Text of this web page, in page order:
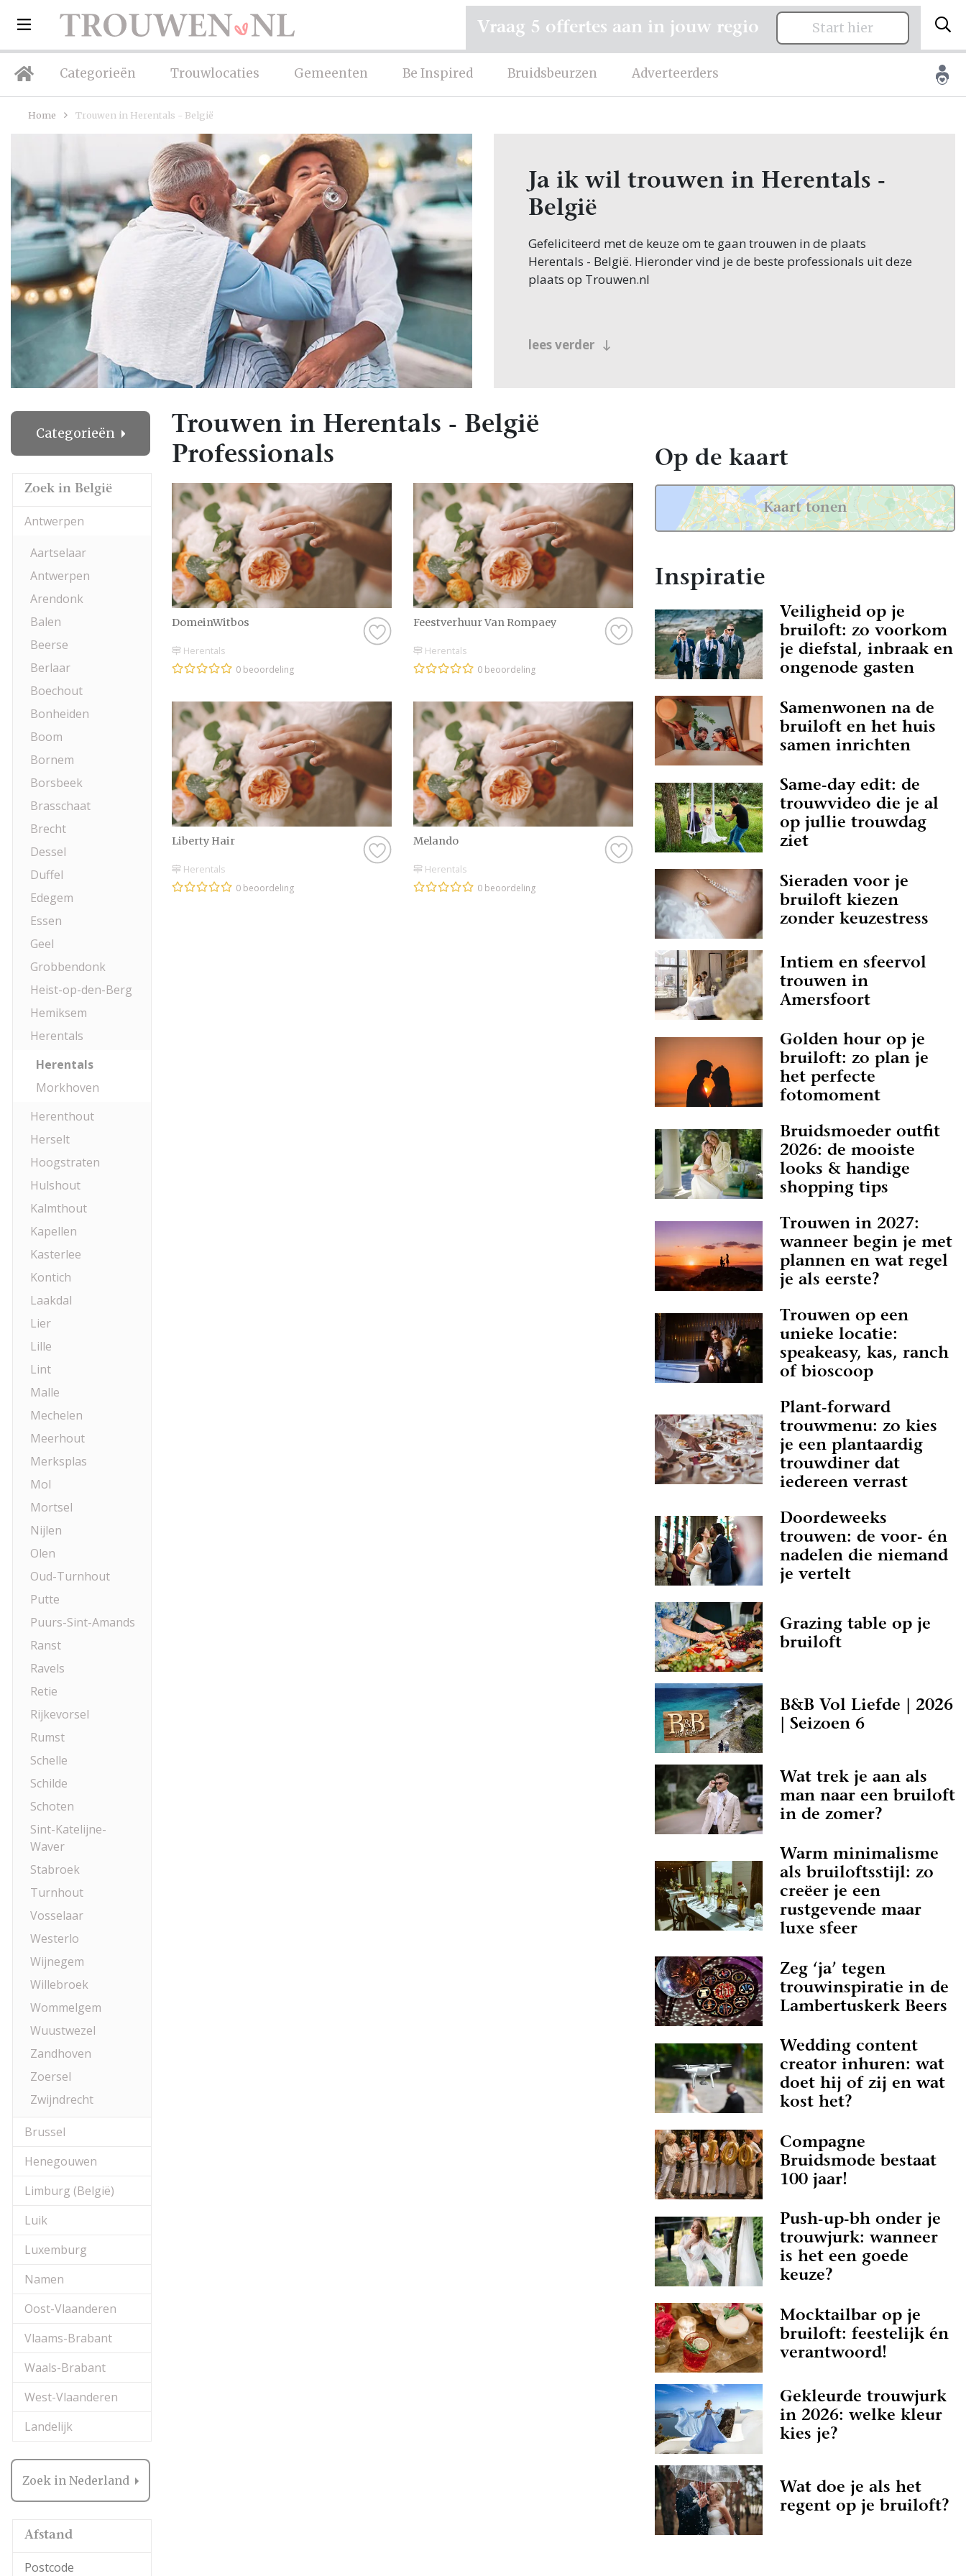
Categorieën Trouwlocaties Gemeenten Be Inspired Bruidsbeurzen Adverteerders
Vraag 5 offertes aan in jouw regio Start hier
Home Trouwen in Herentals - België
Ja ik wil trouwen in Herentals -
België
Gefeliciteerd met de keuze om te gaan trouwen in de plaats
Herentals - België. Hieronder vind je de beste professionals uit deze
plaats op Trouwen.nl
lees verder
Categorieën
Zoek in België
Antwerpen
Aartselaar
Antwerpen
Arendonk
Balen
Beerse
Berlaar
Boechout
Bonheiden
Boom
Bornem
Borsbeek
Brasschaat
Brecht
Dessel
Duffel
Edegem
Essen
Geel
Grobbendonk
Heist-op-den-Berg
Hemiksem
Herentals
Herentals
Morkhoven
Herenthout
Herselt
Hoogstraten
Hulshout
Kalmthout
Kapellen
Kasterlee
Kontich
Laakdal
Lier
Lille
Lint
Malle
Mechelen
Meerhout
Merksplas
Mol
Mortsel
Nijlen
Olen
Oud-Turnhout
Putte
Puurs-Sint-Amands
Ranst
Ravels
Retie
Rijkevorsel
Rumst
Schelle
Schilde
Schoten
Sint-Katelijne-
Waver
Stabroek
Turnhout
Vosselaar
Westerlo
Wijnegem
Willebroek
Wommelgem
Wuustwezel
Zandhoven
Zoersel
Zwijndrecht
Brussel
Henegouwen
Limburg (België)
Luik
Luxemburg
Namen
Oost-Vlaanderen
Vlaams-Brabant
Waals-Brabant
West-Vlaanderen
Landelijk
Zoek in Nederland
Afstand
Trouwen in Herentals - België
Professionals
DomeinWitbos
Herentals
0 beoordeling
Feestverhuur Van Rompaey
Herentals
0 beoordeling
Liberty Hair
Herentals
0 beoordeling
Melando
Herentals
0 beoordeling
Op de kaart
Kaart tonen
Inspiratie
Veiligheid op je
bruiloft: zo voorkom
je diefstal, inbraak en
ongenode gasten
Samenwonen na de
bruiloft en het huis
samen inrichten
Same-day edit: de
trouwvideo die je al
op jullie trouwdag
ziet
Sieraden voor je
bruiloft kiezen
zonder keuzestress
Intiem en sfeervol
trouwen in
Amersfoort
Golden hour op je
bruiloft: zo plan je
het perfecte
fotomoment
Bruidsmoeder outfit
2026: de mooiste
looks & handige
shopping tips
Trouwen in 2027:
wanneer begin je met
plannen en wat regel
je als eerste?
Trouwen op een
unieke locatie:
speakeasy, kas, ranch
of bioscoop
Plant-forward
trouwmenu: zo kies
je een plantaardig
trouwdiner dat
iedereen verrast
Doordeweeks
trouwen: de voor- én
nadelen die niemand
je vertelt
Grazing table op je
bruiloft
B&B Vol Liefde | 2026
| Seizoen 6
Wat trek je aan als
man naar een bruiloft
in de zomer?
Warm minimalisme
als bruiloftsstijl: zo
creëer je een
rustgevende maar
luxe sfeer
Zeg ‘ja’ tegen
trouwinspiratie in de
Lambertuskerk Beers
Wedding content
creator inhuren: wat
doet hij of zij en wat
kost het?
Compagne
Bruidsmode bestaat
100 jaar!
Push-up-bh onder je
trouwjurk: wanneer
is het een goede
keuze?
Mocktailbar op je
bruiloft: feestelijk én
verantwoord!
Gekleurde trouwjurk
in 2026: welke kleur
kies je?
Wat doe je als het
regent op je bruiloft?